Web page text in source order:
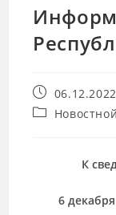
06.12.2022
К
6 декабря